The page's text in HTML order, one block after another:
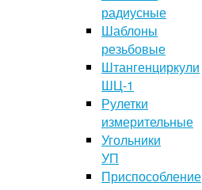
радиусные
Шаблоны
резьбовые
Штангенциркули
ШЦ-1
Рулетки
измерительные
Угольники
УП
Приспособление